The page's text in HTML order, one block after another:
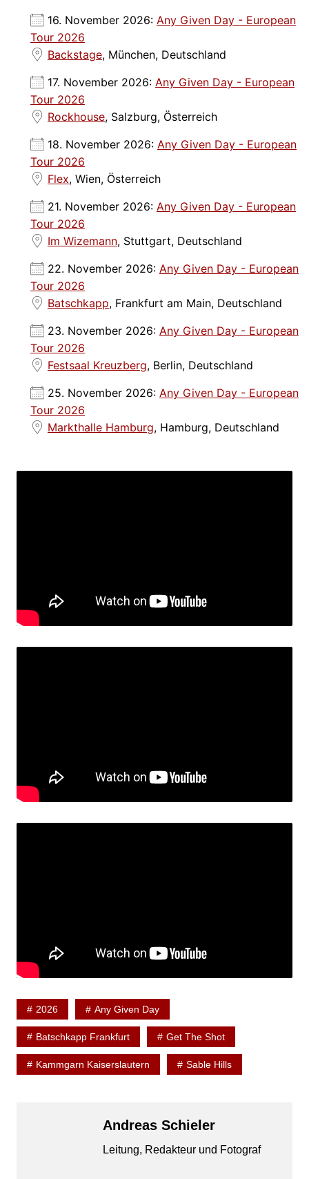
16. November 2026: Any Given Day - European
Tour 2026
Backstage, München, Deutschland
17. November 2026: Any Given Day - European
Tour 2026
Rockhouse, Salzburg, Österreich
18. November 2026: Any Given Day - European
Tour 2026
Flex, Wien, Österreich
21. November 2026: Any Given Day - European
Tour 2026
Im Wizemann, Stuttgart, Deutschland
22. November 2026: Any Given Day - European
Tour 2026
Batschkapp, Frankfurt am Main, Deutschland
23. November 2026: Any Given Day - European
Tour 2026
Festsaal Kreuzberg, Berlin, Deutschland
25. November 2026: Any Given Day - European
Tour 2026
Markthalle Hamburg, Hamburg, Deutschland
2026 Any Given Day
Batschkapp Frankfurt Get The Shot
Kammgarn Kaiserslautern Sable Hills
Andreas Schieler
Leitung, Redakteur und Fotograf